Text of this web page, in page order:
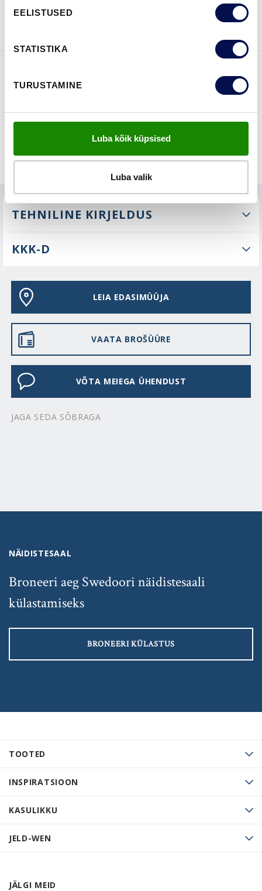
EELISTUSED
STATISTIKA
TURUSTAMINE
Luba kõik küpsised
Luba valik
BROŠÜÜRE
ühendust
TEHNILINE KIRJELDUS
KKK-D
LEIA EDASIMÜÜJA
VAATA BROŠÜÜRE
VÕTA MEIEGA ÜHENDUST
JAGA SEDA SÕBRAGA
TOOTED
INSPIRATSIOON
KASULIKKU
JELD-WEN
JÄLGI MEID
NÄIDISTESAAL
Broneeri aeg Swedoori näidistesaali
külastamiseks
BRONEERI KÜLASTUS